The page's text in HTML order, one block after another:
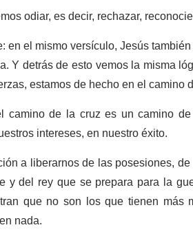
odiar, es decir, rechazar,
en el mismo versículo, Jesús
Y detrás de esto vemos la misma
estamos de hecho en el camino
camino de la cruz es un camino
intereses, en nuestro éxito.
a liberarnos de las posesiones,
y del rey que se prepara para la
que no son los que tienen
nada.